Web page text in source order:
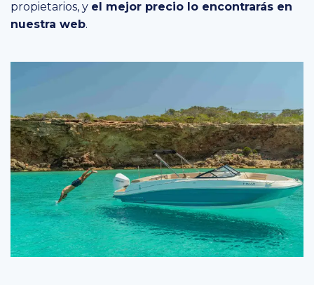
propietarios, y el mejor precio lo encontrarás en
nuestra web.